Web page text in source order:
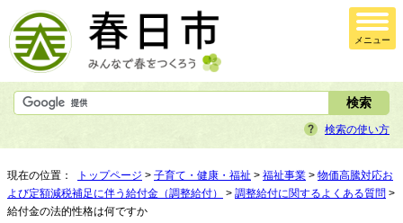
メニュー
検索の使い方
現在の位置： トップページ > 子育て・健康・福祉 > 福祉事業 > 物価高騰対応お
よび定額減税補足に伴う給付金（調整給付）
> 調整給付に関するよくある質問 >
給付金の法的性格は何ですか